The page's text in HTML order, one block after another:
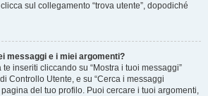
sul collegamento “trova utente”, dopodiché
messaggi e i miei argomenti?
inseriti cliccando su “Mostra i tuoi messaggi”
Controllo Utente, e su “Cerca i messaggi
pagina del tuo profilo. Puoi cercare i tuoi argomenti,